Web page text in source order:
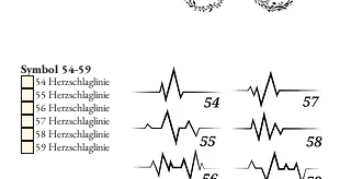
Symbol 54-59
54 Herzschlaglinie
55 Herzschlaglinie
56 Herzschlaglinie
57 Herzschlaglinie
58 Herzschlaglinie
59 Herzschlaglinie